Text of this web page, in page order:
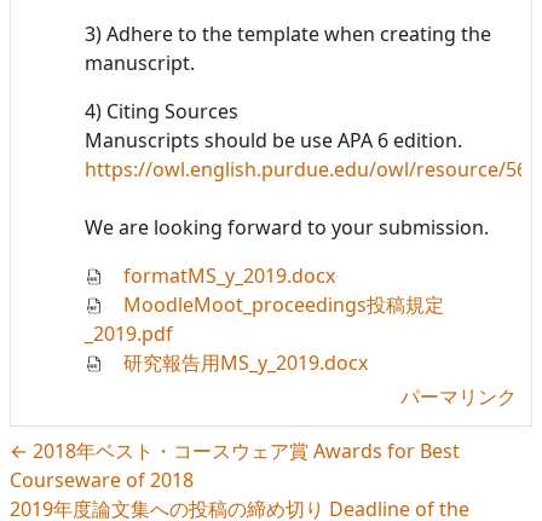
3) Adhere to the template when creating the
manuscript.
4) Citing Sources
Manuscripts should be use APA 6 edition.
https://owl.english.purdue.edu/owl/resource/
We are looking forward to your submission.
formatMS_y_2019.docx
MoodleMoot_proceedings投稿規定
_2019.pdf
研究報告用MS_y_2019.docx
パーマリンク
← 2018年ベスト・コースウェア賞 Awards for Best
Courseware of 2018
2019年度論文集への投稿の締め切り Deadline of the